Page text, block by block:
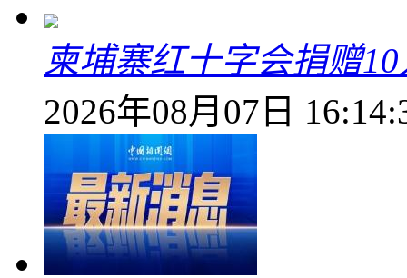
柬埔寨红十字会捐赠
2026年08月07日